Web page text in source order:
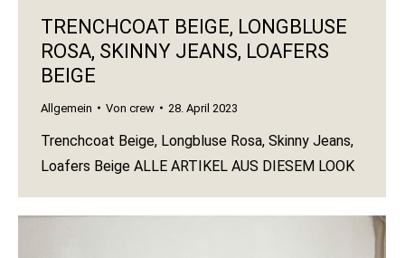
TRENCHCOAT BEIGE, LONGBLUSE
ROSA, SKINNY JEANS, LOAFERS
BEIGE
Allgemein Von crew 28. April 2023
Trenchcoat Beige, Longbluse Rosa, Skinny Jeans,
Loafers Beige ALLE ARTIKEL AUS DIESEM LOOK